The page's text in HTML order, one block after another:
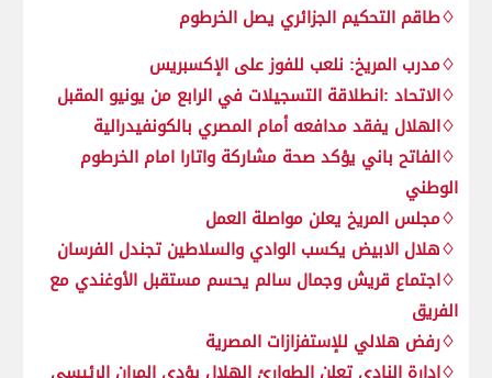
♢طاقم التحكيم الجزائري يصل الخرطوم
♢مدرب المريخ: نلعب للفوز على الإكسبريس
♢الاتحاد :انطلاقة التسجيلات في الرابع من يونيو المقبل
♢الهلال يفقد مدافعه أمام المصري بالكونفيدرالية
♢الفاتح باني يؤكد صحة مشاركة واتارا امام الخرطوم
الوطني
♢مجلس المريخ يعلن مواصلة العمل
♢هلال الابيض يكسب الوادي والسلاطين تجندل الفرسان
♢اجتماع قريش وجمال سالم يحسم مستقبل الأوغندي مع
الفريق
♢رفض هلالي للإستفزازات المصرية